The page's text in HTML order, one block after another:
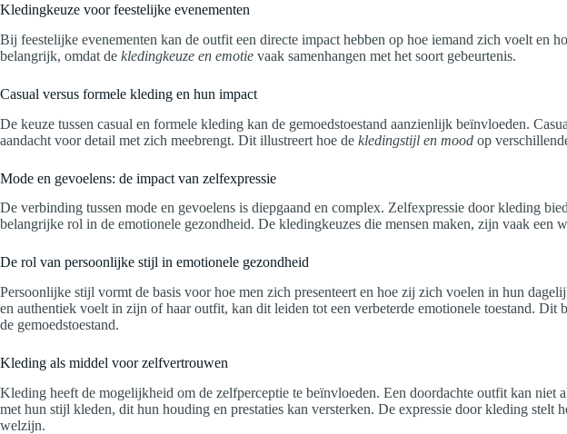
Kledingkeuze voor feestelijke evenementen
Bij feestelijke evenementen kan de outfit een directe impact hebben op hoe iemand zich voelt en
belangrijk, omdat de kledingkeuze en emotie vaak samenhangen met het soort gebeurtenis.
Casual versus formele kleding en hun impact
De keuze tussen casual en formele kleding kan de gemoedstoestand aanzienlijk beïnvloeden.
aandacht voor detail met zich meebrengt. Dit illustreert hoe de kledingstijl en mood op
Mode en gevoelens: de impact van zelfexpressie
De verbinding tussen mode en gevoelens is diepgaand en complex. Zelfexpressie door kleding
belangrijke rol in de emotionele gezondheid. De kledingkeuzes die mensen maken, zijn vaak een
De rol van persoonlijke stijl in emotionele gezondheid
Persoonlijke stijl vormt de basis voor hoe men zich presenteert en hoe zij zich voelen in hun
en authentiek voelt in zijn of haar outfit, kan dit leiden tot een verbeterde emotionele toestand.
de gemoedstoestand.
Kleding als middel voor zelfvertrouwen
Kleding heeft de mogelijkheid om de zelfperceptie te beïnvloeden. Een doordachte outfit kan
met hun stijl kleden, dit hun houding en prestaties kan versterken. De expressie door kleding stelt
welzijn.